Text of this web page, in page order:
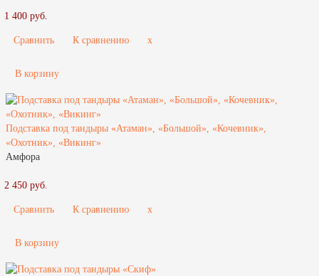
1 400 руб.
Сравнить К сравнению x
В корзину
Подставка под тандыры «Атаман», «Большой», «Кочевник»,
«Охотник», «Викинг»
Амфора
2 450 руб.
Сравнить К сравнению x
В корзину